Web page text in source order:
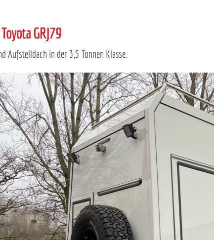
GRJ79
Aufstelldach in der 3,5 Tonnen Klasse.